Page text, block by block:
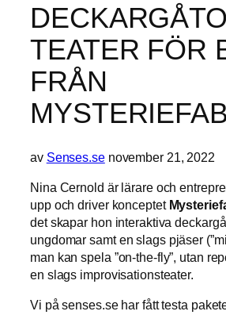
TEATER FÖR
FRÅN
av Senses.senovember 21, 2022
Nina Cernold är lärare och
upp och driver konceptet
det skapar hon interaktiva
ungdomar samt en slags pjäser
man kan spela ”on-the-fly”, utan
en slags improvisationsteater.
Vi på senses.se har fått testa